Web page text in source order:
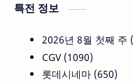
특전 정보
2026년 8월 첫째 주
CGV 1090
롯데시네마 650